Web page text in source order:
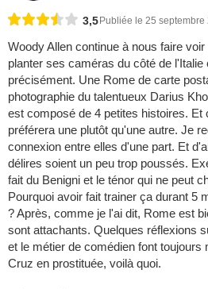
3,5 Publiée le 25 septembre
Woody Allen continue à nous faire
planter ses caméras du côté de l'Italie
précisément. Une Rome de carte
photographie du talentueux Darius
est composé de 4 petites histoires. Et
préférera une plutôt qu'une autre. Je
connexion entre elles d'une part. Et
délires soient un peu trop poussés.
fait du Benigni et le ténor qui ne peut
Pourquoi avoir fait trainer ça durant 5
? Après, comme je l'ai dit, Rome est
sont attachants. Quelques réflexions
et le métier de comédien font toujours
Cruz en prostituée, voilà quoi.